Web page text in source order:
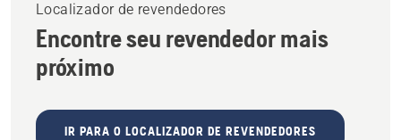
Localizador de revendedores
Encontre seu revendedor mais
próximo
IR PARA O LOCALIZADOR DE REVENDEDORES